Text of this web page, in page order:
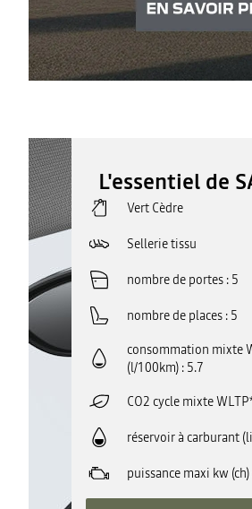
L'essentiel de
Vert Cèdre
Sellerie tissu
nombre de portes 5
nombre de places 5
consommation mixte
(l/100km) 5.7
CO2 cycle mixte
réservoir à carburant
puissance maxi kw (ch)